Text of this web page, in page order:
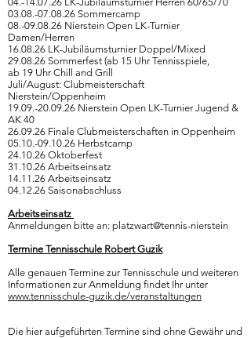
03.08.-07.08.26 Sommercamp
08.-09.08.26 Nierstein Open LK-Turnier
Damen/Herren
16.08.26 LK-Jubiläumsturnier Doppel/Mixed
29.08.26 Sommerfest (ab 15 Uhr Tennisspiele,
ab 19 Uhr Chill and Grill
Juli/August: Clubmeisterschaft
Nierstein/Oppenheim
19.09.-20.09.26 Nierstein Open LK-Turnier Jugend &
AK 40
26.09.26 Finale Clubmeisterschaften in Oppenheim
05.10.-09.10.26 Herbstcamp
24.10.26 Oktoberfest
31.10.26 Arbeitseinsatz
14.11.26 Arbeitseinsatz
04.12.26 Saisonabschluss
Arbeitseinsatz
Anmeldungen bitte an: platzwart@tennis-nierstein
Termine Tennisschule Robert Guzik
Alle genauen Termine zur Tennisschule und weiteren
Informationen zur Anmeldung findet Ihr unter
www.tennisschule-guzik.de/veranstaltungen
Die hier aufgeführten Termine sind ohne Gewähr und